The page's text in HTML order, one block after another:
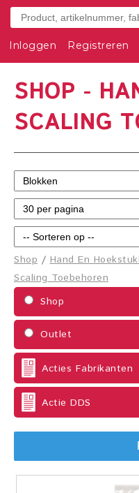
Inloggen Registreren
SHOP -
SCALING
Shop /Hand En
Scaling Toebehoren
Shop
Outlet
Acties Fabrikanten
Actie DDS